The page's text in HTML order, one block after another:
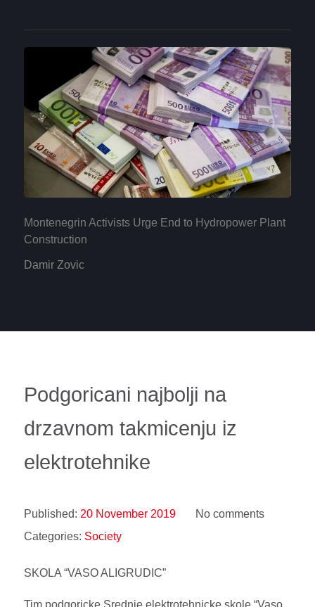
Montenegrin Activists Urge End to Hydropower Plant
Construction
Damir Zovic
Podgoricani najbolji na
drzavnom takmicenju iz
elektrotehnike
Published: 20 November 2019
No comments
Categories: Society
SKOLA “VASO ALIGRUDIC”
Tim podgoricke Srednje elektrotehnicke skole “Vaso